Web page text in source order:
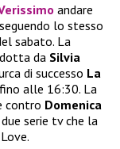
andare
lo stesso
sabato. La
da Silvia
di successo La
fino alle 16:30. La
contro Domenica
serie tv che la